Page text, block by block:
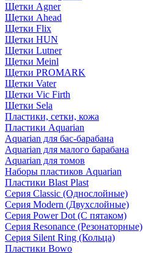
Щетки Agner
Щетки Ahead
Щетки Flix
Щетки HUN
Щетки Lutner
Щетки Meinl
Щетки PROMARK
Щетки Vater
Щетки Vic Firth
Щетки Sela
Пластики, сетки, кожа
Пластики Aquarian
Aquarian для бас-барабана
Aquarian для малого барабана
Aquarian для томов
Наборы пластиков Aquarian
Пластики Blast Plast
Серия Classic (Однослойные)
Серия Modern (Двухслойные)
Серия Power Dot (С пятаком)
Серия Resonance (Резонаторные)
Серия Silent Ring (Кольца)
Пластики Bowo